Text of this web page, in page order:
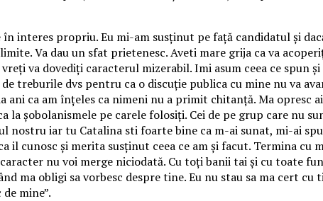
interes propriu. Eu mi-am susținut pe față candidatul și
Va dau un sfat prietenesc. Aveti mare grija ca va
va dovediți caracterul mizerabil. Imi asum ceea ce spun
treburile dvs pentru ca o discuție publica cu mine nu va
ca am înțeles ca nimeni nu a primit chitanță. Ma opresc
șobolanismele pe carele folosiți. Cei de pe grup care nu
iar tu Catalina sti foarte bine ca m-ai sunat, mi-ai
cunosc și merita susținut ceea ce am și facut. Termina cu
nu voi merge niciodată. Cu toți banii tai și cu toate
ma obligi sa vorbesc despre tine. Eu nu stau sa ma cert cu
mine”.